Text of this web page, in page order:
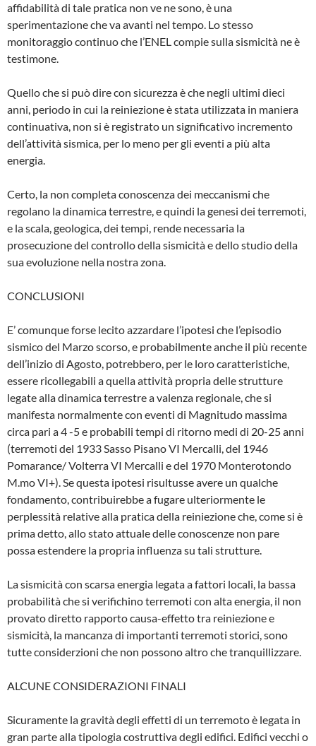
affidabilità di tale pratica non ve ne sono, è una
sperimentazione che va avanti nel tempo. Lo stesso
monitoraggio continuo che l’ENEL compie sulla sismicità ne è
testi­mone.
Quello che si può dire con sicurezza è che negli ultimi dieci
anni, periodo in cui la reinie­zione è stata utilizzata in maniera
continuati­va, non si è registrato un significativo incre­mento
dell’attività sismica, per lo meno per gli eventi a più alta
energia.
Certo, la non completa conoscenza dei mec­canismi che
regolano la dinamica terrestre, e quindi la genesi dei terremoti,
e la scala, geologica, dei tempi, rende necessaria la
prosecuzione del controllo della sismicità e dello studio della
sua evoluzione nella nostra zona.
CONCLUSIONI
E’ comunque forse lecito azzardare l’ipotesi che l’episodio
sismico del Marzo scorso, e probabilmente anche il più recente
dell’inizio di Agosto, potrebbero, per le loro caratteristi­che,
essere ricollegabili a quella attività pro­pria delle strutture
legate alla dinamica terre­stre a valenza regionale, che si
manifesta normalmente con eventi di Magnitudo massi­ma
circa pari a 4 -5 e probabili tempi di ritorno medi di 20-25 anni
(terremoti del 1933 Sasso Pisano VI Mercalli, del 1946
Pomarance/ Volterra VI Mercalli e del 1970 Monterotondo
M.mo VI+). Se questa ipotesi risultusse avere un qualche
fondamento, contribuirebbe a fugare ulteriormente le
perplessità relative alla pratica della reiniezione che, come si è
prima detto, allo stato attuale delle conoscenze non pare
possa estendere la propria influenza su tali strutture.
La sismicità con scarsa energia legata a fattori locali, la bassa
probabilità che si veri­fichino terremoti con alta energia, il non
pro­vato diretto rapporto causa-effetto tra reinie­zione e
sismicità, la mancanza di importanti terremoti storici, sono
tutte considerzioni che non possono altro che tranquillizzare.
ALCUNE CONSIDERAZIONI FINALI
Sicuramente la gravità degli effetti di un ter­remoto è legata in
gran parte alla tipologia costruttiva degli edifici. Edifici vecchi o